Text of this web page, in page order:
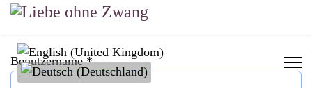
Sprache auswählen
Benutzername*